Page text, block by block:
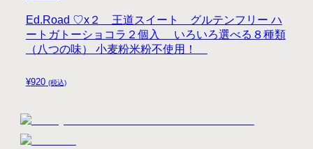
¥920 (税込)
Ed.Road ♡x２ 王道スイート グルテンフリー ハ
ートガトーショコラ２個入 いろいろ選べる８種類
（八つの味） 小麦粉米粉不使用！